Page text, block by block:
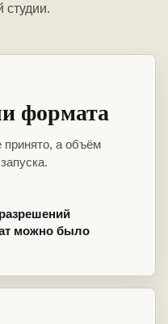
студии.
формата
а объём
можно было